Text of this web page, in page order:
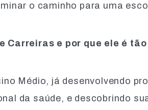
o caminho para uma
Carreiras e por que ele é
Médio, já desenvolvendo
da saúde, e descobrindo